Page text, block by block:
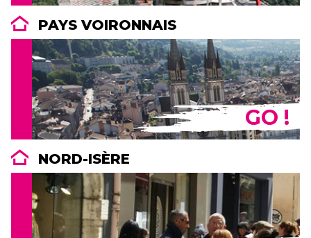
PAYS VOIRONNAIS
GO !
NORD-ISÈRE